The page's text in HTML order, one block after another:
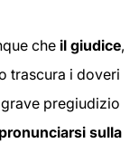
che il giudice,
trascura i doveri
pregiudizio
sulla